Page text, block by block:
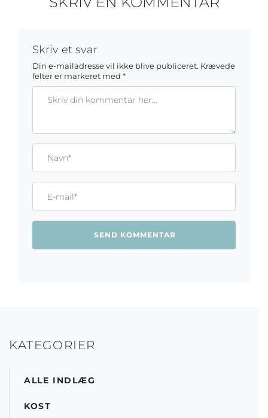
Skriv et svar
Din e-mailadresse vil ikke blive publiceret. Krævede
felter er markeret med *
KATEGORIER
ALLE INDLÆG
KOST